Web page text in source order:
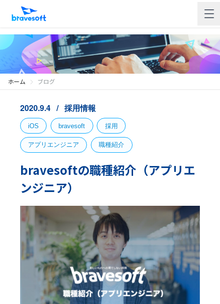
ホーム ブログ
2020.9.4 採用情報
iOS bravesoft 採用
アプリエンジニア 職種紹介
bravesoftの職種紹介（アプリエ
ンジニア）